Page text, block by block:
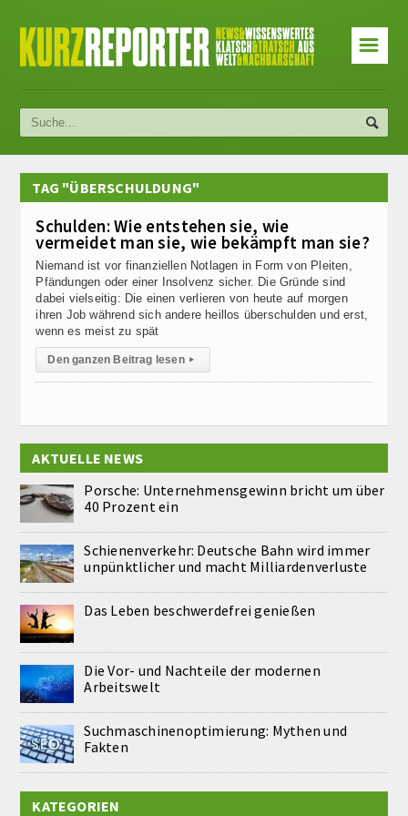
☰
TAG "ÜBERSCHULDUNG"
Schulden: Wie entstehen sie, wie
vermeidet man sie, wie bekämpft man sie?
Niemand ist vor finanziellen Notlagen in Form von Pleiten,
Pfändungen oder einer Insolvenz sicher. Die Gründe sind
dabei vielseitig: Die einen verlieren von heute auf morgen
ihren Job während sich andere heillos überschulden und erst,
wenn es meist zu spät
Den ganzen Beitrag lesen ▸
AKTUELLE NEWS
Porsche: Unternehmensgewinn bricht um über
40 Prozent ein
Schienenverkehr: Deutsche Bahn wird immer
unpünktlicher und macht Milliardenverluste
Das Leben beschwerdefrei genießen
Die Vor- und Nachteile der modernen
Arbeitswelt
Suchmaschinenoptimierung: Mythen und
Fakten
KATEGORIEN